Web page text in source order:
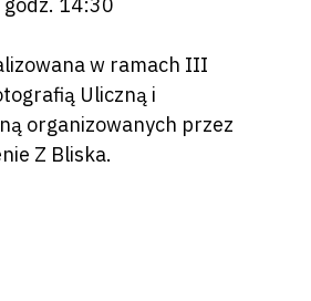
w ramach III
Uliczną i
organizowanych przez
Z Bliska.